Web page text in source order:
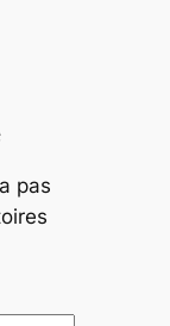
pas